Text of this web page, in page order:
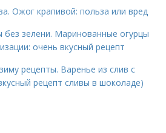
Ожог крапивой: польза или вред
зелени. Маринованные огурцы
очень вкусный рецепт
рецепты. Варенье из слив с
рецепт сливы в шоколаде)